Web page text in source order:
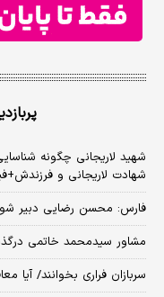
شهید لاریجانی چگونه
شهادت لاریجانی و
فارس: محسن رضایی دبیر
مشاور سیدمحمد خاتمی
سربازان فراری بخوانند/ آیا